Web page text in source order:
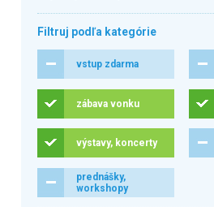
Filtruj podľa kategórie
vstup zdarma
zábava vonku
výstavy, koncerty
prednášky,
workshopy